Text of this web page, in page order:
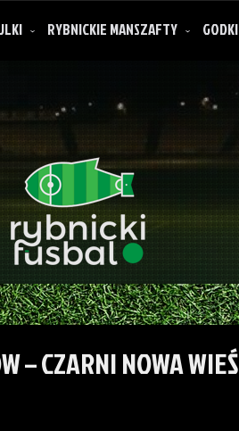
RYBNICKIE MANSZAFTY GODKI
O rybnickich manszaftach
– CZARNI NOWA WIEŚ